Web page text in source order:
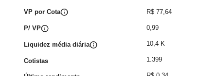
VP por Cota
P/ VP
Liquidez média diária
Cotistas
R$ 77,64
0,99
10,4 K
1.399